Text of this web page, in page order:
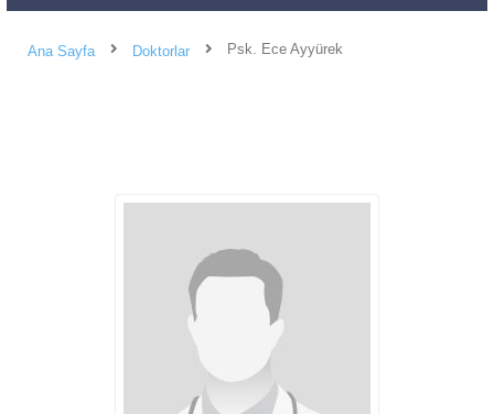
Ana Sayfa Doktorlar Psk. Ece Ayyürek